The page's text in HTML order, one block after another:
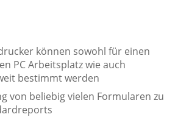
können sowohl für einen
PC Arbeitsplatz wie auch
bestimmt werden
von beliebig vielen Formularen zu